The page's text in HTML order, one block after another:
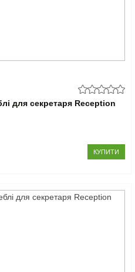
для секретаря Reception
КУПИТИ